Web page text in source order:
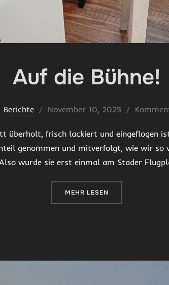
Auf die Bühne!
Berichte
Veröffentlicht
November 10, 2025
überholt, frisch lackiert und eingeflogen
genommen und mitverfolgt, wie wir
wurde sie erst einmal am Stader
MEHR ÜBER „AUF DIE BÜHNE!“
LESEN